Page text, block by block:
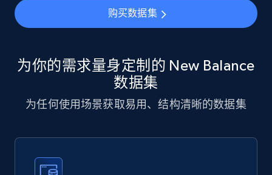
Seller id, URL, Catalog seller id, Seller name, Seller
display name, Seller email, Seller phone, Seller
eCommerce
912+ 88+ 立即购买
Ozon.ru products
购买数据集
为你的需求量身定制的 New Balance
数据集
为任何使用场景获取易用、结构清晰的数据集